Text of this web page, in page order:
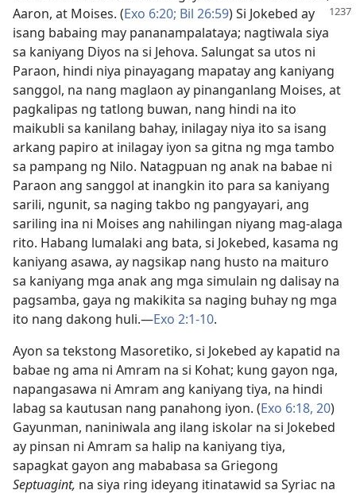
Aaron, at Moises. (Exo 6:20; Bil 26:59) Si Jokebed ay
isang babaing may pananampalataya; nagtiwala siya
sa kaniyang Diyos na si Jehova. Salungat sa utos ni
Paraon, hindi niya pinayagang mapatay ang kaniyang
sanggol, na nang maglaon ay pinanganlang Moises, at
pagkalipas ng tatlong buwan, nang hindi na ito
maikubli sa kanilang bahay, inilagay niya ito sa isang
arkang papiro at inilagay iyon sa gitna ng mga tambo
sa pampang ng Nilo. Natagpuan ng anak na babae ni
Paraon ang sanggol at inangkin ito para sa kaniyang
sarili, ngunit, sa naging takbo ng pangyayari, ang
sariling ina ni Moises ang nahilingan niyang mag-alaga
rito. Habang lumalaki ang bata, si Jokebed, kasama ng
kaniyang asawa, ay nagsikap nang husto na maituro
sa kaniyang mga anak ang mga simulain ng dalisay na
pagsamba, gaya ng makikita sa naging buhay ng mga
ito nang dakong huli.​—Exo 2:1-10.
Ayon sa tekstong Masoretiko, si Jokebed ay kapatid na
babae ng ama ni Amram na si Kohat; kung gayon nga,
napangasawa ni Amram ang kaniyang tiya, na hindi
labag sa kautusan nang panahong iyon. (Exo 6:18, 20)
Gayunman, naniniwala ang ilang iskolar na si Jokebed
ay pinsan ni Amram sa halip na kaniyang tiya,
sapagkat gayon ang mababasa sa Griegong
Septuagint, na siya ring ideyang itinatawid sa Syriac na